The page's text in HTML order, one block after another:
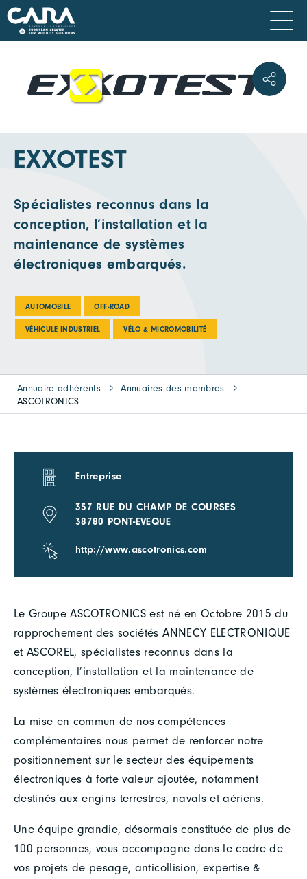
EXXOTEST
Spécialistes reconnus dans la
conception, l’installation et la
maintenance de systèmes
électroniques embarqués.
AUTOMOBILE OFF-ROAD
VÉHICULE INDUSTRIEL VÉLO & MICROMOBILITÉ
Annuaire adhérents
Annuaires des membres
ASCOTRONICS
Le Groupe ASCOTRONICS est né en Octobre 2015 du
rapprochement des sociétés ANNECY ELECTRONIQUE
et ASCOREL, spécialistes reconnus dans la
conception, l’installation et la maintenance de
systèmes électroniques embarqués.
La mise en commun de nos compétences
complémentaires nous permet de renforcer notre
positionnement sur le secteur des équipements
électroniques à forte valeur ajoutée, notamment
destinés aux engins terrestres, navals et aériens.
Une équipe grandie, désormais constituée de plus de
100 personnes, vous accompagne dans le cadre de
vos projets de pesage, anticollision, expertise &
Entreprise
357 RUE DU CHAMP DE COURSES
38780 PONT-EVEQUE
http://www.ascotronics.com